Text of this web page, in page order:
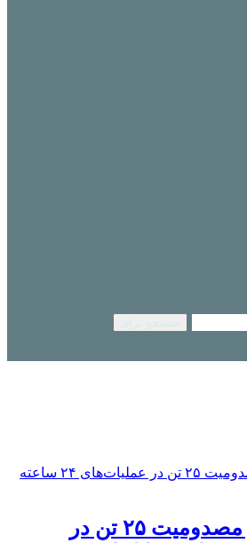
فوت ۴ نفر و مصدومیت ۲۵ تن در